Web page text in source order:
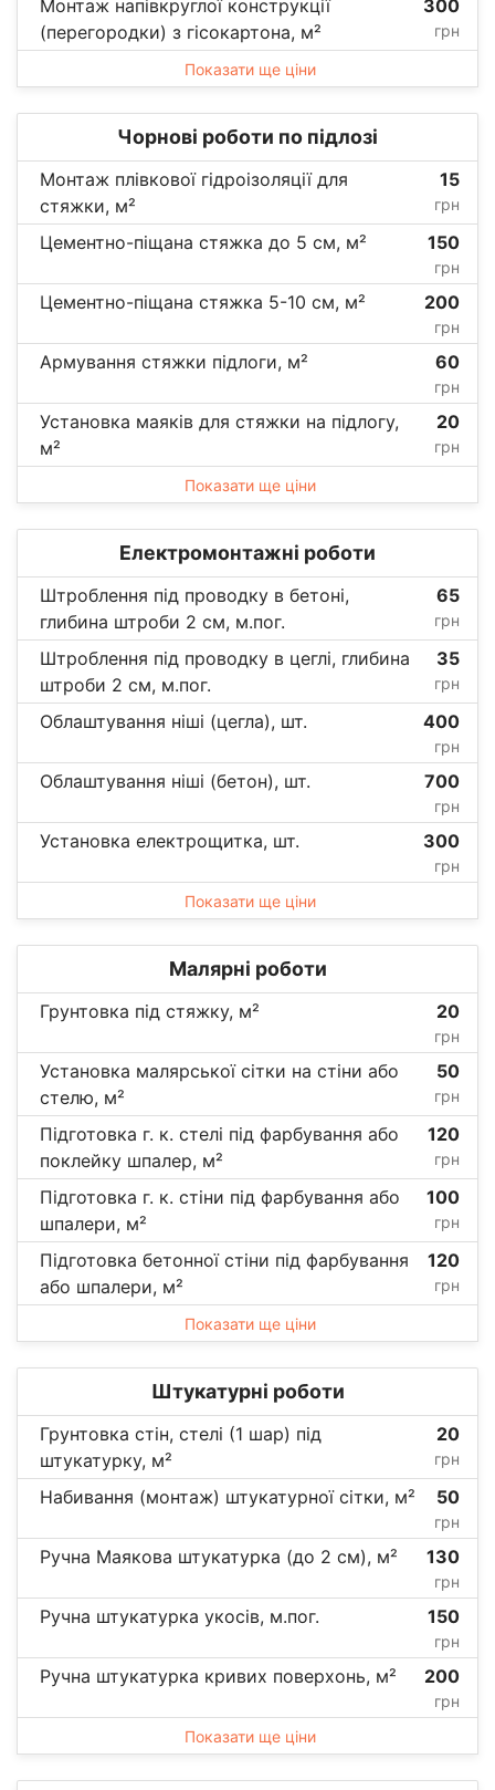
Монтаж напівкруглої конструкції
(перегородки) з гісокартона, м²
300
грн
Показати ще ціни
Чорнові роботи по підлозі
Монтаж плівкової гідроізоляції для
стяжки, м²
15
грн
Цементно-піщана стяжка до 5 см, м² 150
грн
Цементно-піщана стяжка 5-10 см, м² 200
грн
Армування стяжки підлоги, м² 60
грн
Установка маяків для стяжки на підлогу,
м²
20
грн
Показати ще ціни
Електромонтажні роботи
Штроблення під проводку в бетоні,
глибина штроби 2 см, м.пог.
65
грн
Штроблення під проводку в цеглі, глибина
штроби 2 см, м.пог.
35
грн
Облаштування ніші (цегла), шт. 400
грн
Облаштування ніші (бетон), шт. 700
грн
Установка електрощитка, шт. 300
грн
Показати ще ціни
Малярні роботи
Грунтовка під стяжку, м² 20
грн
Установка малярської сітки на стіни або
стелю, м²
50
грн
Підготовка г. к. стелі під фарбування або
поклейку шпалер, м²
120
грн
Підготовка г. к. стіни під фарбування або
шпалери, м²
100
грн
Підготовка бетонної стіни під фарбування
або шпалери, м²
120
грн
Показати ще ціни
Штукатурні роботи
Грунтовка стін, стелі (1 шар) під
штукатурку, м²
20
грн
Набивання (монтаж) штукатурної сітки, м² 50
грн
Ручна Маякова штукатурка (до 2 см), м² 130
грн
Ручна штукатурка укосів, м.пог. 150
грн
Ручна штукатурка кривих поверхонь, м² 200
грн
Показати ще ціни